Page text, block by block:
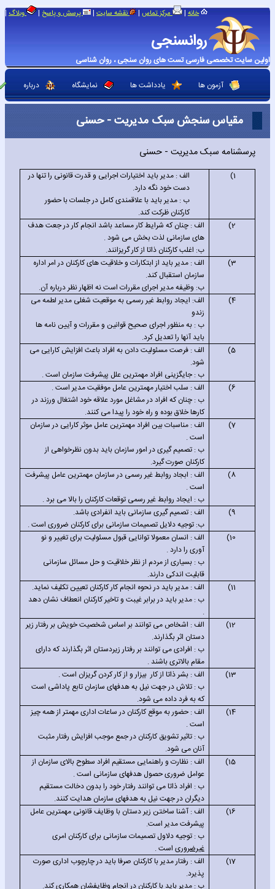
روانسنجی
اولین سایت تخصصی فارسی تست های روان سنجی ، روان شناسی
خانه | مرکز تماس | نقشه سایت | پرسش و پاسخ | وبلاگ |
آزمون ها یادداشت ها نمایشگاه درباره
مقیاس سنجش سبک مدیریت - حسنی
پرسشنامه سبک مدیریت - حسنی
1)
الف : مدیر باید اختیارات اجرایی و قدرت قانونی را تنها در
دست خود نگه دارد.
ب : مدیر باید با علاقمندی کامل در جلسات با حضور
کارکنان ظرکت کند.
2)
الف : چنان که شرایط کار مساعد باشد انجام کار در جعت هدف
های سازمانی لذت بخش می شود .
ب: اغلب کارکنان ذاتا از کار گریزانند.
3)
الف : مدیر باید از ابتکارات و خلاقیت های کارکنان در امر اداره
سازمان استقبال کند.
ب: وظیفه مدیر اجرای مقررات است نه اظهار نظر درباره آن.
4)
الف: ایجاد روابط غیر رسمی به موقعیت شغلی مدیر لطمه می
زندو
ب : به منظور اجرای صحیح قوانین و مقررات و آیین نامه ها
باید آنها را تعدیل کرد.
5)
الف : فرصت مسئولیت دادن به افراد باعث افزایش کارایی می
شود.
ب : جایگزینی افراد مهمترین علل پیشرفت سازمان است .
6)
الف : سلب اختیار مهمترین عامل موفقیت مدیر است .
ب : چنان که افراد در مشاغل مورد علاقه خود اشتغال ورزند در
کارها خلاق بوده و راه خود را پیدا می کنند.
7)
الف : مناسبات بین افراد مهمترین عامل موثر کارایی در سازمان
است .
ب : تصمیم گیری در امور سازمان باید بدون نظرخواهی از
کارکنان صورت گیرد.
8)
الف : ابجاد روابط غیر رسمی در سازمان مهمترین عامل پیشرفت
است .
ب : ایجاد روابط غیر رسمی توقعات کارکنان را بالا می برد .
9)
الف : تصمیم گیری سازمانی باید انفرادی باشد.
ب: توجیه دلایل تصمیمات سازمانی برای کارکنان ضروری است .
10)
الف : انسان معمولا توانایی قبول مسئولیت برای تغییر و نو
آوری را دارد .
ب : بسیاری از مردم از نظر خلاقیت و حل مسائل سازمانی
قابلیت اندکی دارند.
11)
الف : مدیر باید در نحوه انجام کار کارکنان تعیین تکلیف نماید.
ب : مدیر باید در برابر غیبت و تاخیر کارکنان انعطاف نشان دهد
.
12)
الف : اشخاص می توانند بر اساس شخصیت خویش بر رفتار زیر
دستان اثر بگذارند.
ب : افرادی می توانند بر رفتار زیردستان اثر بگذارند که دارای
مقام بالاتری باشند .
13)
الف : بشر ذاتا از کار بیزار و از کار کردن گریزان است .
ب : تلاش در جهت نیل به هدفهای سازمان تابع پاداشی است
که به فرد داده می شود.
14)
الف : حضور به موقع کارکنان در ساعات اداری مهمتر از همه چیز
است .
ب : تاثیر تشویق کارکنان در جمع موجب افزایش رفتار مثبت
آنان می شود.
15)
الف : نظارت و راهنمایی مستقیم افراد سطوح بالای سازمان از
عوامل ضروری حصول هدفهای سازمانی است .
ب : افراد ذاتا می توانند رفتار خود را بدون دخالت مستقیم
دیگران در جهت نیل به هدفهای سازمان هدایت کنند.
16)
الف : آشنا ساختن زیر دستان با وظایف قانونی مهمترین عامل
پیشرفت مدیر است.
ب : توجیه دلاول تصمیمات سازمانی برای کارکنان امری
غیرضروری است .
17)
الف : رفتار مدیر با کارکنان صرفا باید در چارچوب اداری صورت
پذیرد.
ب : مدیر باید با کارکنان در انجام وظایفشان همکاری کند.